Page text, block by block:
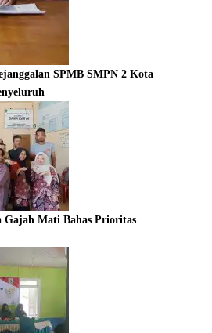
SPMB SMPN 2 Kota
Gajah Mati Bahas Prioritas